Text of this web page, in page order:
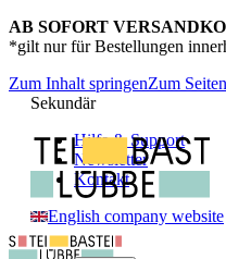
AB SOFORT
*gilt nur für Bestellungen
Zum Inhalt springenZum
Sekundär
Hilfe & Support
Newsletter
Kontakt
English company website